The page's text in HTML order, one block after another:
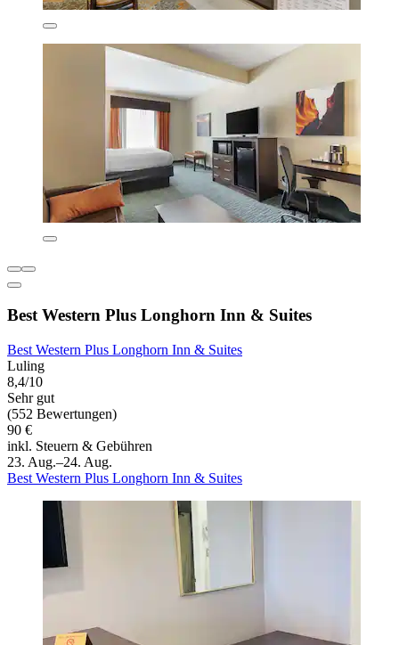
Best Western Plus Longhorn Inn & Suites
Best Western Plus Longhorn Inn & Suites
Luling
8,4/10
Sehr gut
(552 Bewertungen)
90 €
inkl. Steuern & Gebühren
23. Aug.–24. Aug.
Best Western Plus Longhorn Inn & Suites